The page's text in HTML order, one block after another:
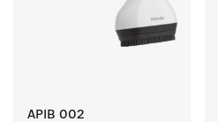
APIB 002